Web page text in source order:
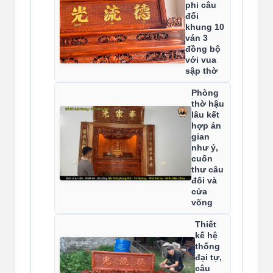
phi câu
đối
khung 10
ván 3
đồng bộ
với vua
sập thờ
Phòng
thờ hậu
lâu kết
hợp án
gian
như ý,
cuốn
thư câu
đối và
cửa
võng
Thiết
kế hệ
thống
đại tự,
câu